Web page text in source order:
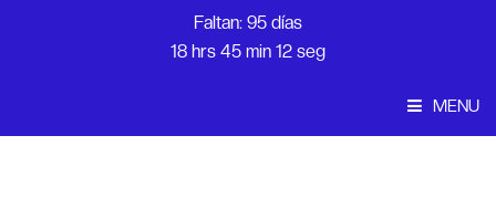
Faltan: 95 días
18 hrs 45 min 12 seg
MENU